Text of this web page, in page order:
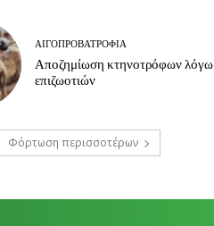
ΑΙΓΟΠΡΟΒΑΤΡΟΦΊΑ
Αποζημίωση κτηνοτρόφων λόγω
επιζωοτιών
Φόρτωση περισσοτέρων